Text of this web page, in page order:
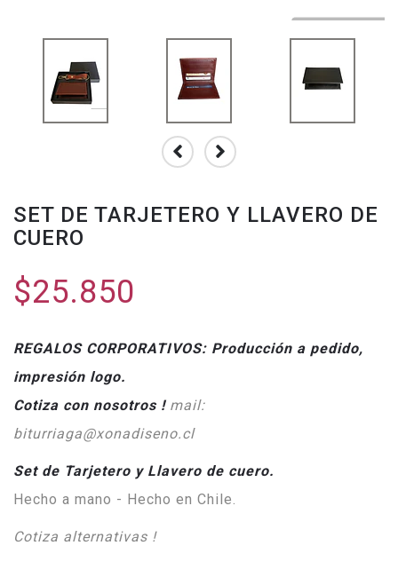
SET DE TARJETERO Y LLAVERO DE
CUERO
$25.850
REGALOS CORPORATIVOS: Producción a pedido,
impresión logo.
Cotiza con nosotros ! mail:
biturriaga@xonadiseno.cl
Set de Tarjetero y Llavero de cuero.
Hecho a mano - Hecho en Chile.
Cotiza alternativas !